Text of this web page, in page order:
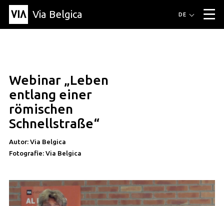
Via Belgica ▼
Artikel
Bildung
Rezept
Freunde
Über Via Belgica
Gemeinden
DE
bildung
Webinar „Leben
entlang einer
römischen
Schnellstraße“
Autor: Via Belgica
Fotografie: Via Belgica